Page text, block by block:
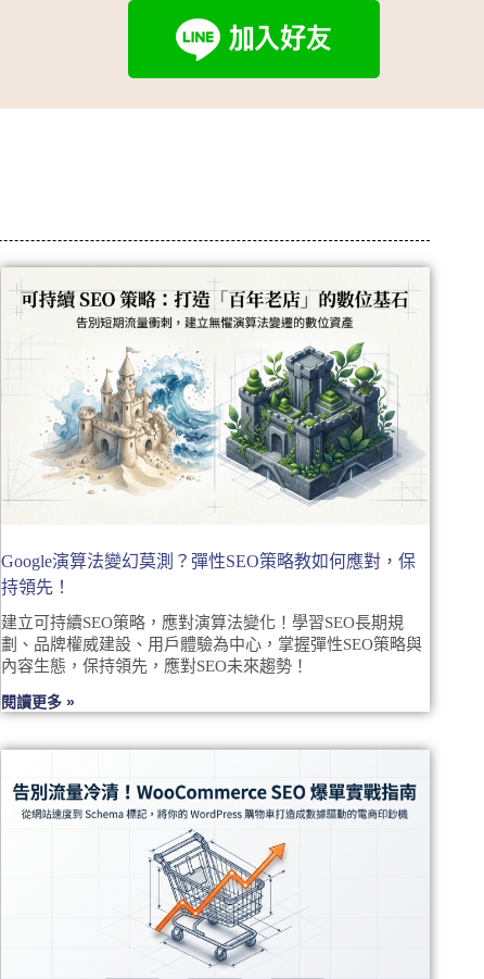
Google演算法變幻莫測？彈性SEO策略教如何應對，保
持領先！
建立可持續SEO策略，應對演算法變化！學習SEO長期規
劃、品牌權威建設、用戶體驗為中心，掌握彈性SEO策略與
內容生態，保持領先，應對SEO未來趨勢！
閱讀更多 »